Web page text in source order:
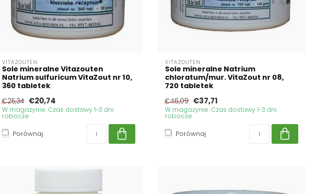
VITAZOUTEN
Sole mineralne Vitazouten
Natrium sulfuricum VitaZout nr 10,
360 tabletek
€25,34 €20,74
W magazynie. Czas dostawy 1-3 dni
robocze
Porównaj
VITAZOUTEN
Sole mineralne Natrium
chloratum/mur. VitaZout nr 08,
720 tabletek
€46,09 €37,71
W magazynie. Czas dostawy 1-3 dni
robocze
Porównaj